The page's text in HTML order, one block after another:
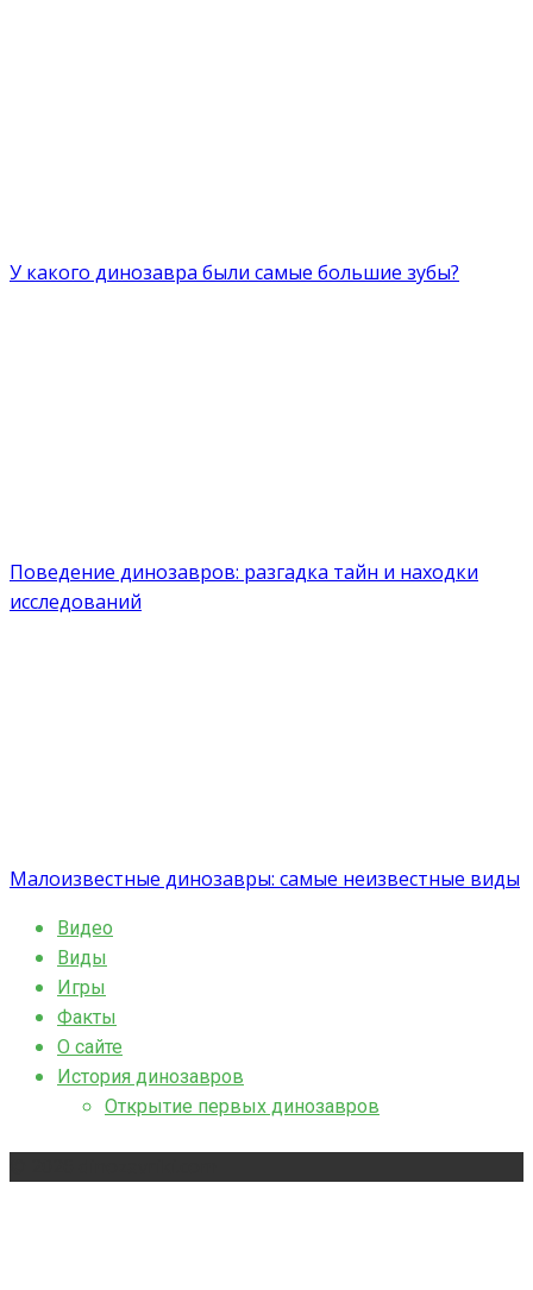
У какого динозавра были самые большие зубы?
Поведение динозавров: разгадка тайн и находки
исследований
Малоизвестные динозавры: самые неизвестные виды
Видео
Виды
Игры
Факты
О сайте
История динозавров
Открытие первых динозавров